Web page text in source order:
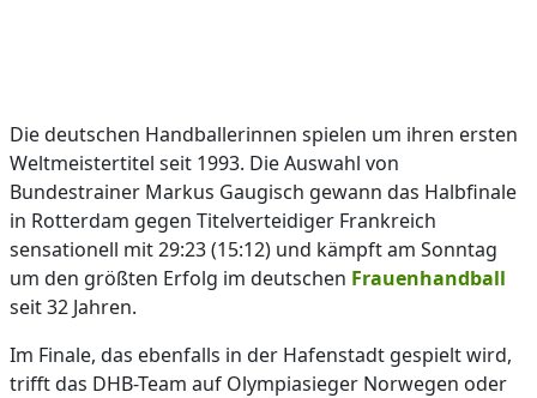
Die deutschen Handballerinnen spielen um ihren ersten
Weltmeistertitel seit 1993. Die Auswahl von
Bundestrainer Markus Gaugisch gewann das Halbfinale
in Rotterdam gegen Titelverteidiger Frankreich
sensationell mit 29:23 (15:12) und kämpft am Sonntag
um den größten Erfolg im deutschen Frauenhandball
seit 32 Jahren.
Im Finale, das ebenfalls in der Hafenstadt gespielt wird,
trifft das DHB-Team auf Olympiasieger Norwegen oder